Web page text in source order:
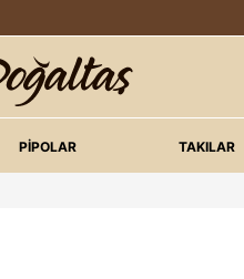
PİPOLAR TAKILAR